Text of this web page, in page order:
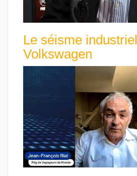
Le séisme industriel
Volkswagen